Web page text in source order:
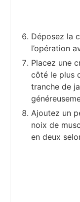
Déposez la
l’opération
Placez une
côté le plus
tranche de
Ajoutez un
noix de
en deux